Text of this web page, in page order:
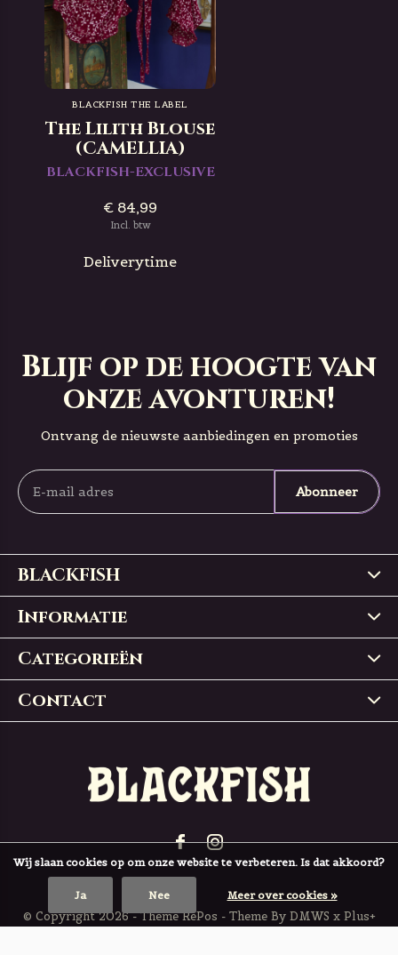
BLACKFISH THE LABEL
The Lilith Blouse
(CAMELLIA)
BLACKFISH-EXCLUSIVE
€ 84,99
Incl. btw
Deliverytime
Blijf op de hoogte van
onze avonturen!
Ontvang de nieuwste aanbiedingen en promoties
Abonneer
BLACKFISH
Informatie
Categorieën
Contact
© Copyright2026- Theme RePos - Theme By DMWS x Plus+
Wij slaan cookies op om onze website te verbeteren. Is dat akkoord?
Ja Nee Meer over cookies »